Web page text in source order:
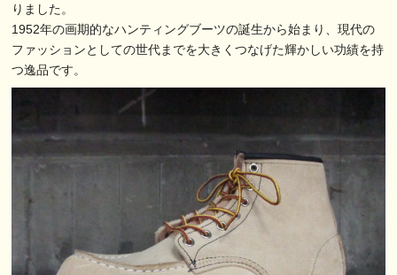
りました。
1952年の画期的なハンティングブーツの誕生から始まり、現代の
ファッションとしての世代までを大きくつなげた輝かしい功績を持
つ逸品です。